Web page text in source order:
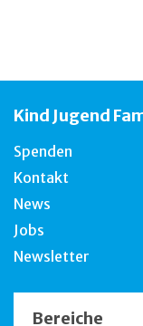
Kind Jugend
Spenden
Kontakt
News
Jobs
Newsletter
Bereiche